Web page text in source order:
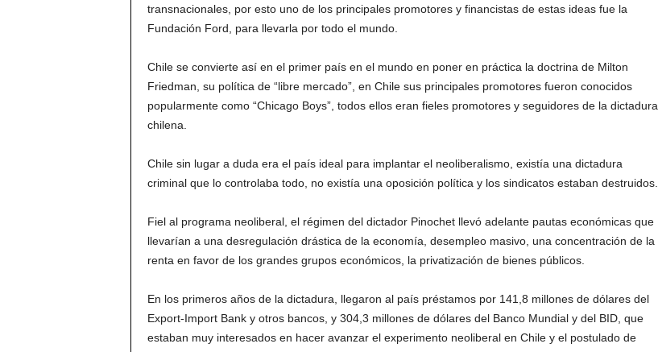
transnacionales, por esto uno de los principales promotores y financistas de estas ideas fue la
Fundación Ford, para llevarla por todo el mundo.
Chile se convierte así en el primer país en el mundo en poner en práctica la doctrina de Milton
Friedman, su política de “libre mercado”, en Chile sus principales promotores fueron conocidos
popularmente como “Chicago Boys”, todos ellos eran fieles promotores y seguidores de la dictadura
chilena.
Chile sin lugar a duda era el país ideal para implantar el neoliberalismo, existía una dictadura
criminal que lo controlaba todo, no existía una oposición política y los sindicatos estaban destruidos.
Fiel al programa neoliberal, el régimen del dictador Pinochet llevó adelante pautas económicas que
llevarían a una desregulación drástica de la economía, desempleo masivo, una concentración de la
renta en favor de los grandes grupos económicos, la privatización de bienes públicos.
En los primeros años de la dictadura, llegaron al país préstamos por 141,8 millones de dólares del
Export-Import Bank y otros bancos, y 304,3 millones de dólares del Banco Mundial y del BID, que
estaban muy interesados en hacer avanzar el experimento neoliberal en Chile y el postulado de